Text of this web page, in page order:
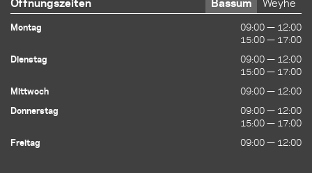
Montag
09:00 — 12:00
15:00 — 17:00
Dienstag
09:00 — 12:00
15:00 — 17:00
Mittwoch
09:00 — 12:00
Donnerstag
09:00 — 12:00
15:00 — 17:00
Freitag
09:00 — 12:00